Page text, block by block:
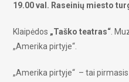
19.00 val. Raseinių miesto
Klaipėdos „Taško teatras“ .
„Amerika pirtyje“.
„Amerika pirtyje“ – tai